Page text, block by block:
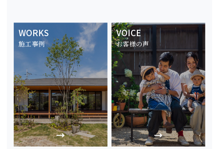
WORKS
施工事例
VOICE
お客様の声